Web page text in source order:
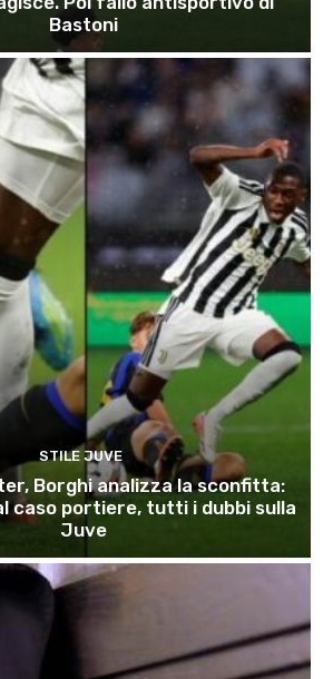
Bastoni
STILE JUVE
Borghi analizza la sconfitta:
caso portiere, tutti i dubbi sulla
Juve